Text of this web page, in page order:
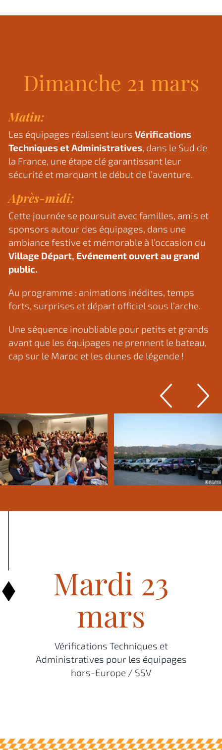
Dimanche 21 mars
Matin:
Les équipages réalisent leurs Vérifications
Techniques et Administratives, dans le Sud de
la France, une étape clé garantissant leur
sécurité et marquant le début de l’aventure.
Après-midi:
Cette journée se poursuit avec familles, amis et
sponsors autour des équipages, dans une
ambiance festive et mémorable à l’occasion du
Village Départ, Evénement ouvert au grand
public. ​
Au programme : animations inédites, temps
forts, surprises et départ officiel sous l’arche.
Une séquence inoubliable pour petits et grands
avant que les équipages ne prennent le bateau,
cap sur le Maroc et les dunes de légende !
Mardi 23
mars
Vérifications Techniques et
Administratives pour les équipages
hors-Europe / SSV